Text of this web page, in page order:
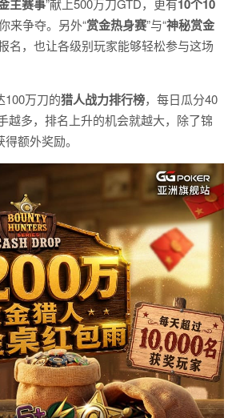
主赛事”献上500万刀GTD，更有10个10
来争夺。另外“赏金热身赛”与“神秘赏金
名，也让各级别玩家能够轻松参与这场
100万刀的猎人战力排行榜，每日瓜分40
越多，排名上升的机会就越大，除了锦
额外奖励。